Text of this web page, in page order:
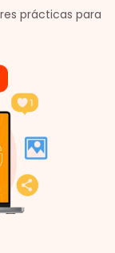
prácticas para